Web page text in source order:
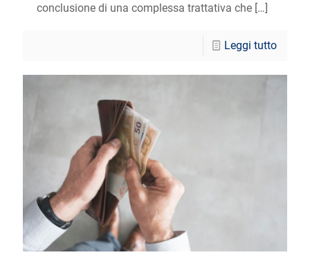
conclusione di una complessa trattativa che […]
Leggi tutto